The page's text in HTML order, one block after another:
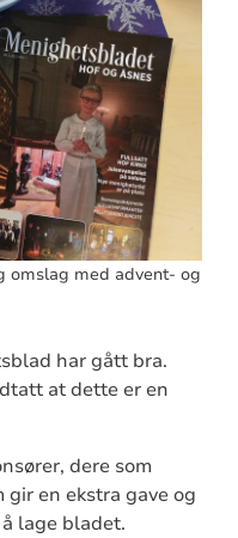
omslag med advent- og
har gått bra.
at dette er en
dere som
gir en ekstra gave og
lage bladet.